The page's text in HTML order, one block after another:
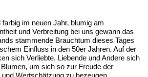
im neuen Jahr, blumig am
und Verbreitung bei uns gewann das
stammende Brauchtum dieses Tages
Einfluss in den 50er Jahren. Auf der
sich Verliebte, Liebende und Andere sich
um sich so zur Freude der
Wertschätzung zu bezeugen.